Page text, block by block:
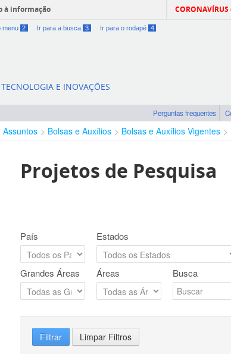
à informação
menu 2 Ir para a busca 3 Ir para o rodapé 4
E INOVAÇÕES
Perguntas frequentes
Assuntos Bolsas e Auxílios Bolsas e Auxílios Vigentes
Projetos de Pesquisa
País Estados
Grandes Áreas Áreas Busca
Filtrar Limpar Filtros